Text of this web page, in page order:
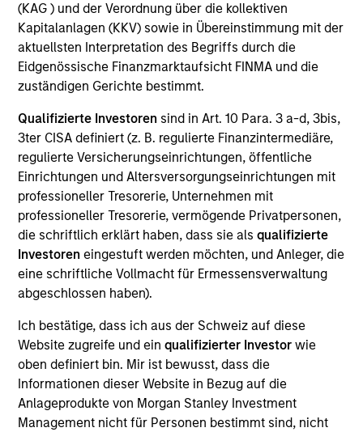
(KAG ) und der Verordnung über die kollektiven
Kapitalanlagen (KKV) sowie in Übereinstimmung mit der
aktuellsten Interpretation des Begriffs durch die
Eidgenössische Finanzmarktaufsicht FINMA und die
zuständigen Gerichte bestimmt.
Qualifizierte Investoren sind in Art. 10 Para. 3 a-d, 3bis,
3ter CISA definiert (z. B. regulierte Finanzintermediäre,
regulierte Versicherungseinrichtungen, öffentliche
Einrichtungen und Altersversorgungseinrichtungen mit
professioneller Tresorerie, Unternehmen mit
professioneller Tresorerie, vermögende Privatpersonen,
die schriftlich erklärt haben, dass sie alsqualifizierte
Investoren eingestuft werden möchten, und Anleger, die
eine schriftliche Vollmacht für Ermessensverwaltung
abgeschlossen haben).
Ich bestätige, dass ich aus der Schweiz auf diese
Website zugreife und ein qualifizierter Investor wie
oben definiert bin. Mir ist bewusst, dass die
Informationen dieser Website in Bezug auf die
Anlageprodukte von Morgan Stanley Investment
Management nicht für Personen bestimmt sind, nicht
COUNTRY
United States
Invested on
Mar 1997
Transaction Type
Follow-On
Realization Date
Jan 2003
Intuitive Surgical (NASDAQ:ISRG) develops minimally
View Site
Investment Team
Morgan Stanley Expansion Capital